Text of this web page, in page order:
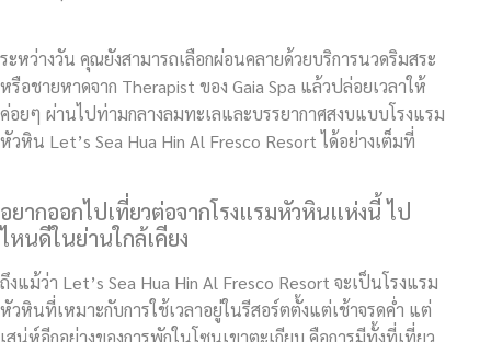
ระหว่างวัน คุณยังสามารถเลือกผ่อนคลายด้วยบริการนวดริมสระ
หรือชายหาดจาก Therapist ของ Gaia Spa แล้วปล่อยเวลาให้
ค่อยๆ ผ่านไปท่ามกลางลมทะเลและบรรยากาศสงบแบบโรงแรม
หัวหิน Let’s Sea Hua Hin Al Fresco Resort ได้อย่างเต็มที่
อยากออกไปเที่ยวต่อจากโรงแรมหัวหินแห่งนี้ ไป
ไหนดีในย่านใกล้เคียง
ถึงแม้ว่า Let’s Sea Hua Hin Al Fresco Resort จะเป็นโรงแรม
หัวหินที่เหมาะกับการใช้เวลาอยู่ในรีสอร์ตตั้งแต่เช้าจรดค่ำ แต่
เสน่ห์อีกอย่างของการพักในโซนเขาตะเกียบ คือการมีทั้งที่เที่ยว